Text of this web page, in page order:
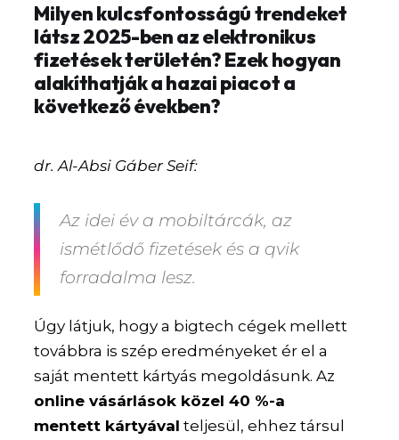
Milyen kulcsfontosságú trendeket
látsz 2025-ben az elektronikus
fizetések területén? Ezek hogyan
alakíthatják a hazai piacot a
következő években?
dr. Al-Absi Gáber Seif:
Az idei év a mobiltárcák, az
ismétlődő fizetések és a qvik
forradalma lesz.
Úgy látjuk, hogy a bigtech cégek mellett
továbbra is szép eredményeket ér el a
saját mentett kártyás megoldásunk. Az
online vásárlások közel 40 %-a
mentett kártyával teljesül, ehhez társul